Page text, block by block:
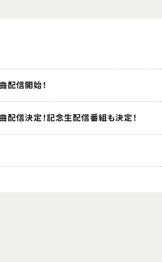
配信開始！
配信決定！記念生配信番組も決定！